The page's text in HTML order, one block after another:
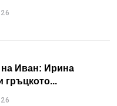
на Иван: Ирина
гръцкото...